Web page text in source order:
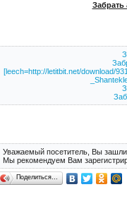
Забрать
[leech=http://letitbit.net/download/
Уважаемый посетитель, Вы зашли
Мы рекомендуем Вам
Поделиться…